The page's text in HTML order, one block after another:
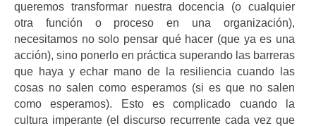
queremos transformar nuestra docencia (o cualquier
otra función o proceso en una organización),
necesitamos no solo pensar qué hacer (que ya es una
acción), sino ponerlo en práctica superando las barreras
que haya y echar mano de la resiliencia cuando las
cosas no salen como esperamos (si es que no salen
como esperamos). Esto es complicado cuando la
cultura imperante (el discurso recurrente cada vez que